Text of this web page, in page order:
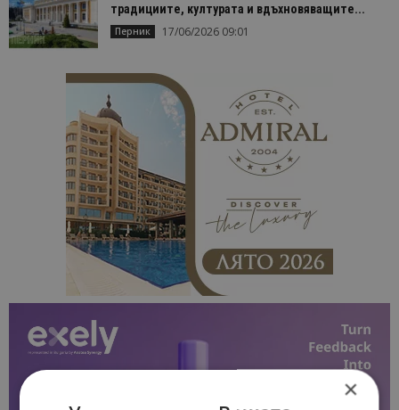
традициите, културата и вдъхновяващите...
Перник 17/06/2026 09:01
×